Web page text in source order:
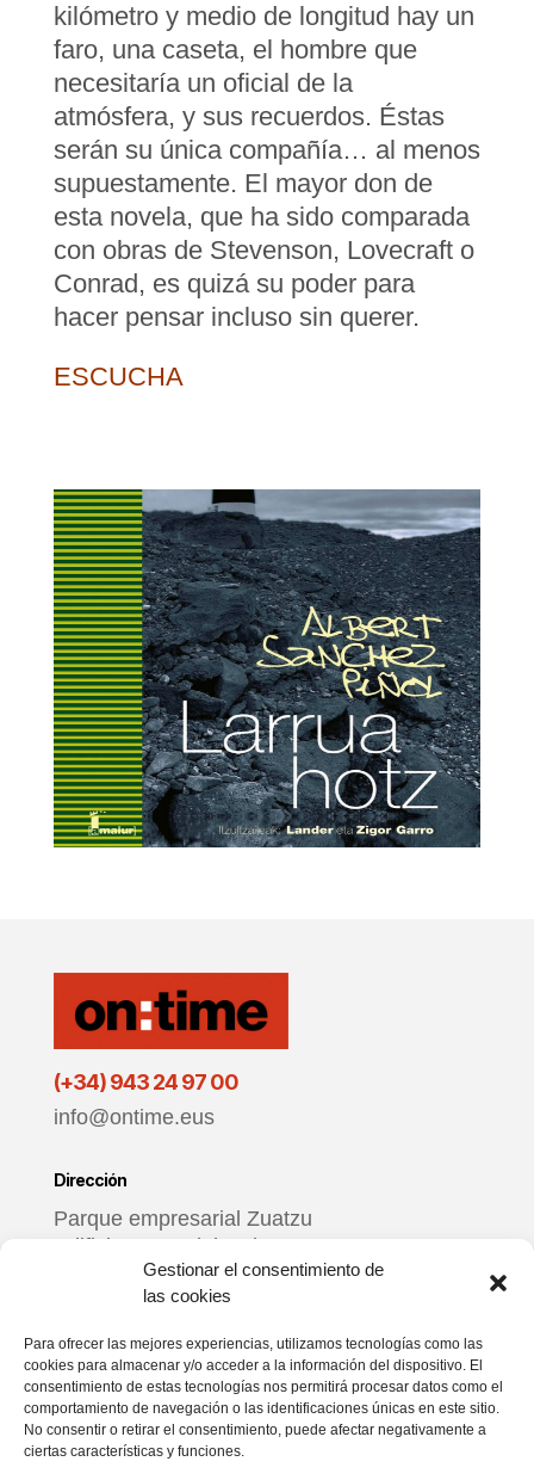
Gestionar el consentimiento de
las cookies
Para ofrecer las mejores experiencias, utilizamos tecnologías como las
cookies para almacenar y/o acceder a la información del dispositivo. El
consentimiento de estas tecnologías nos permitirá procesar datos como el
comportamiento de navegación o las identificaciones únicas en este sitio.
No consentir o retirar el consentimiento, puede afectar negativamente a
ciertas características y funciones.
kilómetro y medio de longitud hay un
faro, una caseta, el hombre que
necesitaría un oficial de la
atmósfera, y sus recuerdos. Éstas
serán su única compañía… al menos
supuestamente. El mayor don de
esta novela, que ha sido comparada
con obras de Stevenson, Lovecraft o
Conrad, es quizá su poder para
hacer pensar incluso sin querer.
ESCUCHA
(+34) 943 24 97 00
info@ontime.eus
Dirección
Parque empresarial Zuatzu
Edificio Donosti, local 3
20018 Donostia – Gipuzkoa
Horario
De lunes a viernes
9:00 – 17:00
Redes sociales